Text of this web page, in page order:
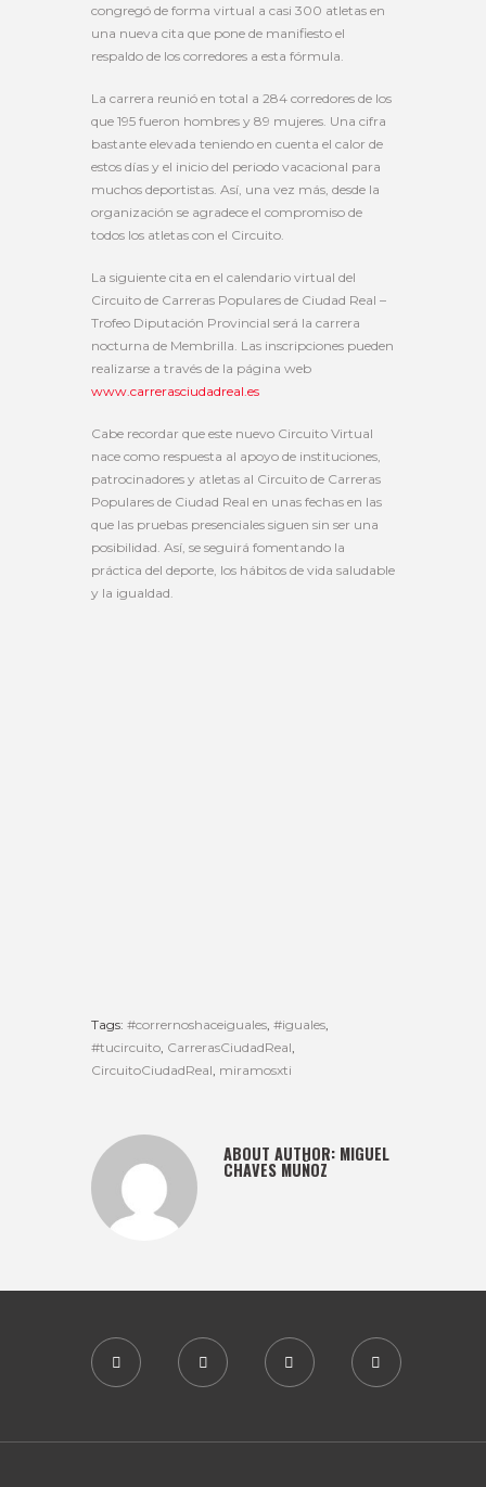
congregó de forma virtual a casi 300 atletas en
una nueva cita que pone de manifiesto el
respaldo de los corredores a esta fórmula.
La carrera reunió en total a 284 corredores de los
que 195 fueron hombres y 89 mujeres. Una cifra
bastante elevada teniendo en cuenta el calor de
estos días y el inicio del periodo vacacional para
muchos deportistas. Así, una vez más, desde la
organización se agradece el compromiso de
todos los atletas con el Circuito.
La siguiente cita en el calendario virtual del
Circuito de Carreras Populares de Ciudad Real –
Trofeo Diputación Provincial será la carrera
nocturna de Membrilla. Las inscripciones pueden
realizarse a través de la página web
www.carrerasciudadreal.es
Cabe recordar que este nuevo Circuito Virtual
nace como respuesta al apoyo de instituciones,
patrocinadores y atletas al Circuito de Carreras
Populares de Ciudad Real en unas fechas en las
que las pruebas presenciales siguen sin ser una
posibilidad. Así, se seguirá fomentando la
práctica del deporte, los hábitos de vida saludable
y la igualdad.
Tags: #corrernoshaceiguales, #iguales,
#tucircuito, CarrerasCiudadReal,
CircuitoCiudadReal, miramosxti
ABOUT AUTHOR: MIGUEL
CHAVES MUÑOZ